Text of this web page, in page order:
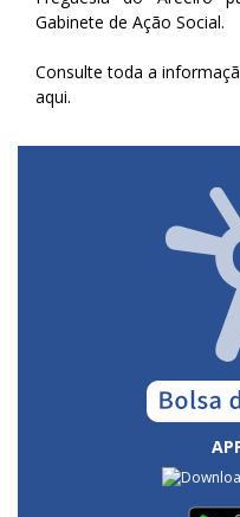
Gabinete de Ação Social.
Consulte toda a
aqui.